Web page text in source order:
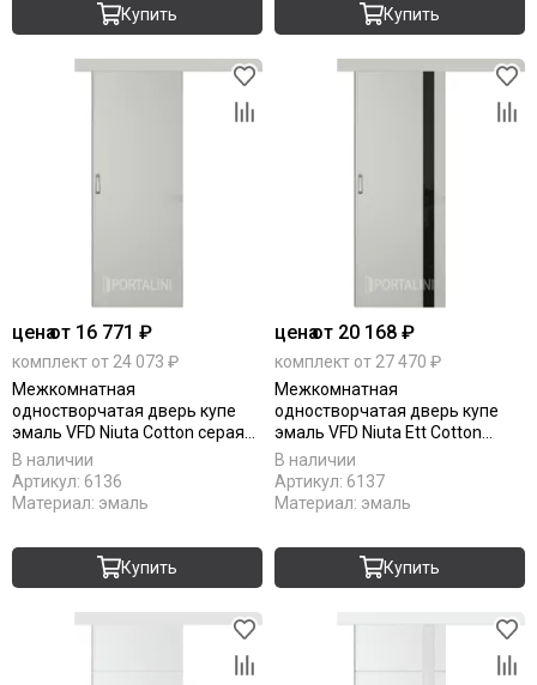
Купить Купить
ценаот 16 771 ₽
комплект от 24 073 ₽
Межкомнатная
одностворчатая дверь купе
эмаль VFD Niuta Cotton серая
глухая
В наличии
Артикул: 6136
Материал: эмаль
Купить
ценаот 20 168 ₽
комплект от 27 470 ₽
Межкомнатная
одностворчатая дверь купе
эмаль VFD Niuta Ett Cotton
серая остеклённая
В наличии
Артикул: 6137
Материал: эмаль
Купить